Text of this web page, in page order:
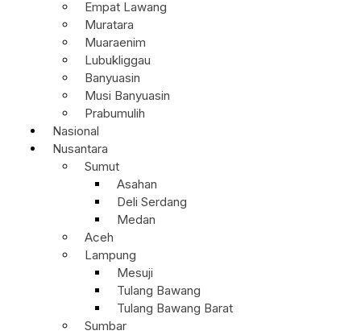
Empat Lawang
Muratara
Muaraenim
Lubukliggau
Banyuasin
Musi Banyuasin
Prabumulih
Nasional
Nusantara
Sumut
Asahan
Deli Serdang
Medan
Aceh
Lampung
Mesuji
Tulang Bawang
Tulang Bawang Barat
Sumbar